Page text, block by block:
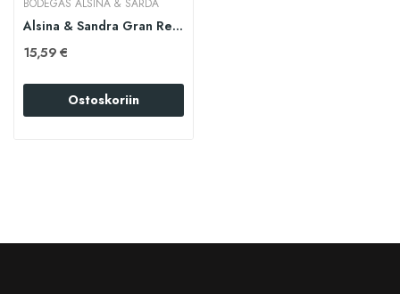
BODEGAS ALSINA & SARDÀ
Alsina & Sandra Gran Reserva Brut Nature 2015 75cl
15,59 €
Ostoskoriin